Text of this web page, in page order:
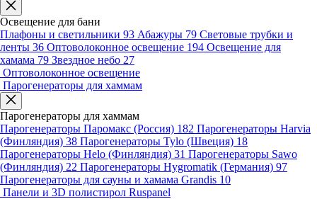
Освещение для бани
Плафоны и светильники 93 Абажуры 79 Световые трубки и
ленты 36 Оптоволоконное освещение 194 Освещение для
хамама 79 Звездное небо 27
Оптоволоконное освещение
Парогенераторы для хаммам
Парогенераторы для хаммам
Парогенераторы Паромакс (Россия) 182 Парогенераторы Harvia
(Финляндия) 38 Парогенераторы Tylo (Швеция) 18
Парогенераторы Helo (Финляндия) 31 Парогенераторы Sawo
(Финляндия) 22 Парогенераторы Hygromatik (Германия) 97
Парогенераторы для сауны и хамама Grandis 10
Панели и 3D полистирол Ruspanel